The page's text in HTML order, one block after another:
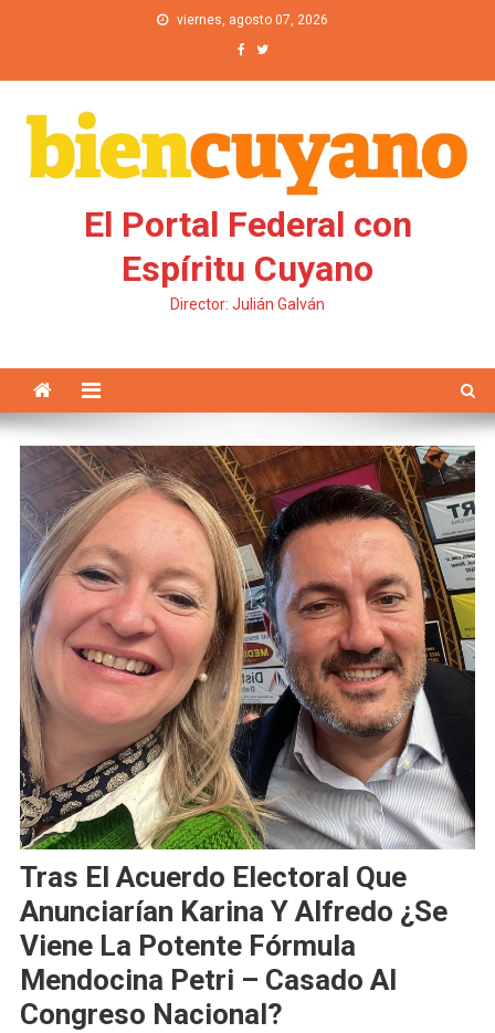
viernes, agosto 07, 2026
El Portal Federal con
Espíritu Cuyano
Director: Julián Galván
Tras El Acuerdo Electoral Que
Anunciarían Karina Y Alfredo ¿Se
Viene La Potente Fórmula
Mendocina Petri – Casado Al
Congreso Nacional?